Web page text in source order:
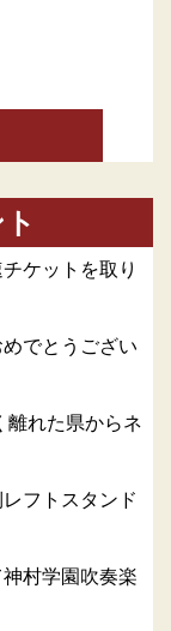
ケットを取り
でとうござい
離れた県からネ
フトスタンド
村学園吹奏楽